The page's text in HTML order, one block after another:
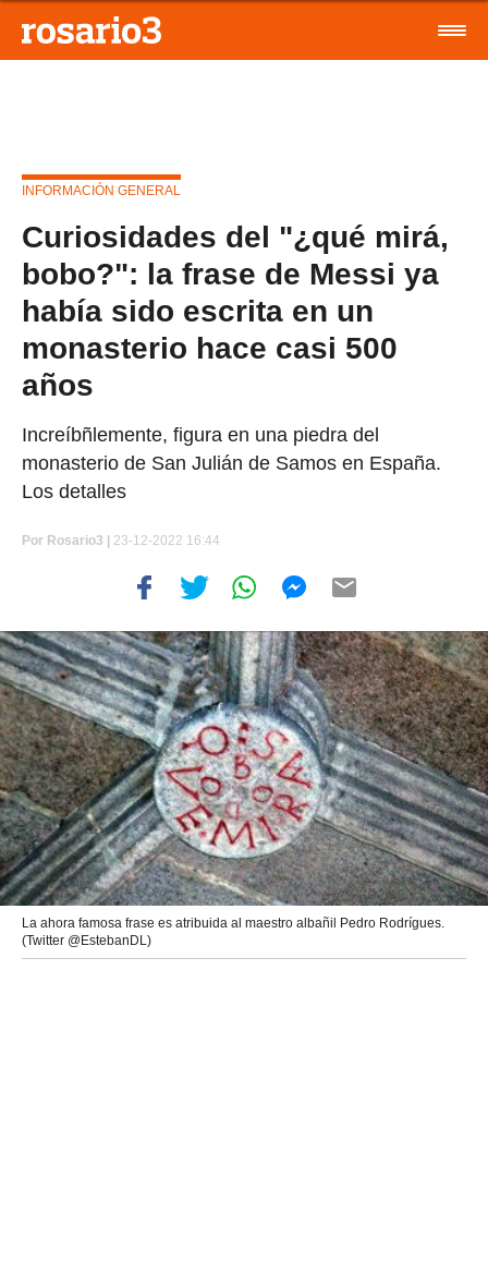
INFORMACIÓN GENERAL
Curiosidades del "¿qué mirá,
bobo?": la frase de Messi ya
había sido escrita en un
monasterio hace casi 500
años
Increíbñlemente, figura en una piedra del
monasterio de San Julián de Samos en España.
Los detalles
Por Rosario3 | 23-12-2022 16:44
La ahora famosa frase es atribuida al maestro albañil Pedro Rodrígues.
(Twitter @EstebanDL)